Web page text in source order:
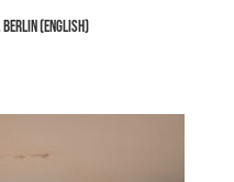
Berlin (english)